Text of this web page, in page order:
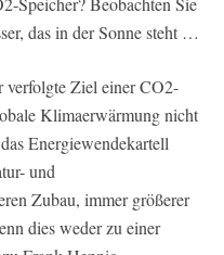
das in der Sonne steht …
verfolgte Ziel einer CO2-
Klimaerwärmung nicht
Energiewendekartell
und
Zubau, immer größerer
dies weder zu einer